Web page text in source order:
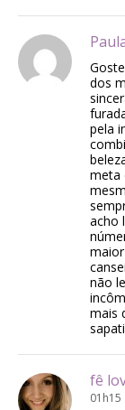
dos
pela
meta
acho
não
mais
fê
01h15